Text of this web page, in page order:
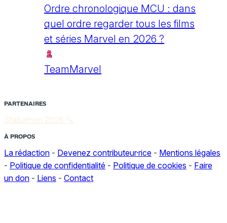
Ordre chronologique MCU : dans
quel ordre regarder tous les films
et séries Marvel en 2026 ?
TeamMarvel
PARTENAIRES
Stabathon 2026 🔪
À PROPOS
La rédaction - Devenez contributeur·rice - Mentions légales
- Politique de confidentialité - Politique de cookies - Faire
un don - Liens - Contact